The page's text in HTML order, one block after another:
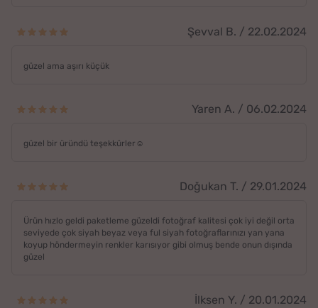
Şevval B. / 22.02.2024
güzel ama aşırı küçük
Yaren A. / 06.02.2024
güzel bir üründü teşekkürler☺️
Doğukan T. / 29.01.2024
Ürün hızlo geldi paketleme güzeldi fotoğraf kalitesi çok iyi değil orta
seviyede çok siyah beyaz veya ful siyah fotoğraflarınızı yan yana
koyup höndermeyin renkler karısıyor gibi olmuş bende onun dışında
güzel
İlksen Y. / 20.01.2024